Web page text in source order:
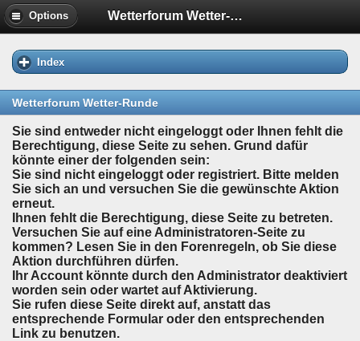
Options Wetterforum Wetter-Runde
Index
Wetterforum Wetter-Runde
Sie sind entweder nicht eingeloggt oder Ihnen fehlt die
Berechtigung, diese Seite zu sehen. Grund dafür
könnte einer der folgenden sein:
Sie sind nicht eingeloggt oder registriert. Bitte melden
Sie sich an und versuchen Sie die gewünschte Aktion
erneut.
Ihnen fehlt die Berechtigung, diese Seite zu betreten.
Versuchen Sie auf eine Administratoren-Seite zu
kommen? Lesen Sie in den Forenregeln, ob Sie diese
Aktion durchführen dürfen.
Ihr Account könnte durch den Administrator deaktiviert
worden sein oder wartet auf Aktivierung.
Sie rufen diese Seite direkt auf, anstatt das
entsprechende Formular oder den entsprechenden
Link zu benutzen.